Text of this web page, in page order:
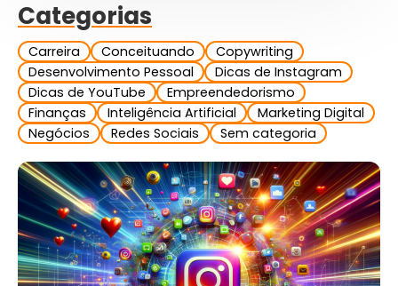
Categorias
Carreira Conceituando
Copywriting
Desenvolvimento Pessoal
Dicas de Instagram
Dicas de YouTube
Empreendedorismo
Finanças
Inteligência Artificial
Marketing Digital
Negócios
Redes Sociais Sem categoria